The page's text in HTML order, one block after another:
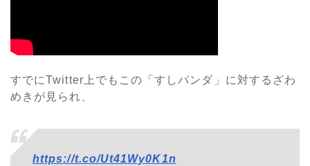
すでにTwitter上でもこの「すしパンダ」に対するざわ
めきが見られ、
https://t.co/Ut41Wy0K1n